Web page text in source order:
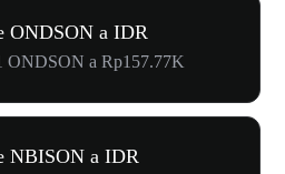
ONDSON a IDR
ONDSON a Rp157.77K
NBISON a IDR